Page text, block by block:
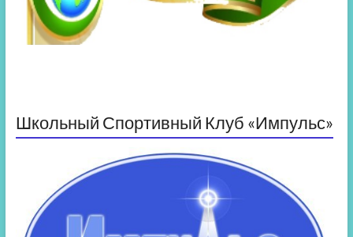
Школьный Спортивный Клуб «Импульс»